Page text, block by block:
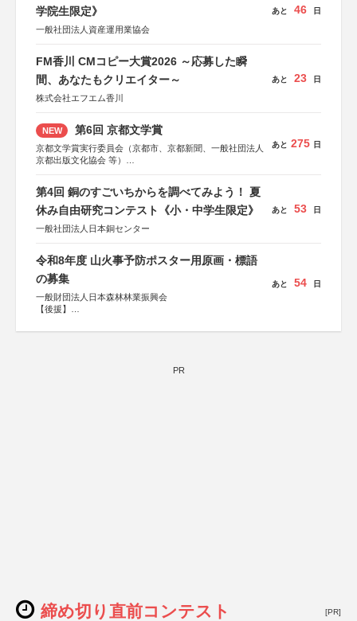
学院生限定》
一般社団法人資産運用業協会
あと 46 日
FM香川 CMコピー大賞2026 ～応募した瞬
間、あなたもクリエイター～
株式会社エフエム香川
あと 23 日
NEW 第6回 京都文学賞
京都文学賞実行委員会（京都市、京都新聞、一般社団法人
京都出版文化協会 等）
KADOKAWA、河出書房新社、幻冬舎、講談社、光文社、
集英社、小学館、祥伝社、新潮社、淡交社、ちいさいミシ
マ社、徳間書店、早川書房、PHP研究所、双葉社、文藝春
あと 275 日
第4回 銅のすごいちからを調べてみよう！ 夏
休み自由研究コンテスト《小・中学生限定》
一般社団法人日本銅センター
あと 53 日
令和8年度 山火事予防ポスター用原画・標語
の募集
一般財団法人日本森林林業振興会
【後援】
会、森林火災対策協会
あと 54 日
PR
締め切り直前コンテスト [PR]